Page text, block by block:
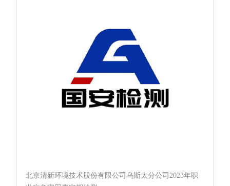
北京清新环境技术股份有限公司乌斯太分公司2023年职